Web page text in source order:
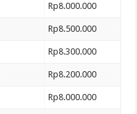
Rp8.000.000
Rp8.500.000
Rp8.300.000
Rp8.200.000
Rp8.000.000